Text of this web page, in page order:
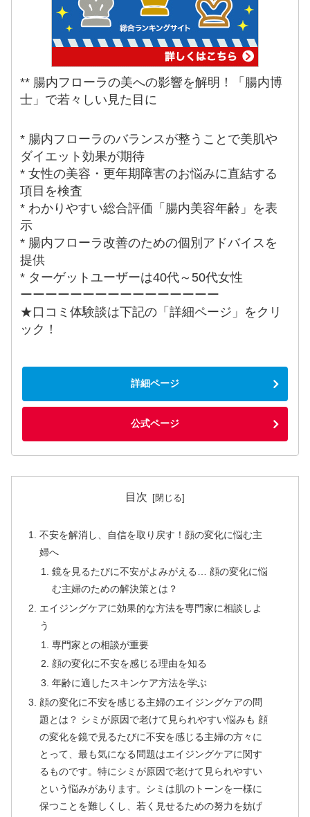
** 腸内フローラの美への影響を解明！「腸内博
士」で若々しい見た目に
* 腸内フローラのバランスが整うことで美肌や
ダイエット効果が期待
* 女性の美容・更年期障害のお悩みに直結する
項目を検査
* わかりやすい総合評価「腸内美容年齢」を表
示
* 腸内フローラ改善のための個別アドバイスを
提供
* ターゲットユーザーは40代～50代女性
ーーーーーーーーーーーーーーーー
★口コミ体験談は下記の「詳細ページ」をクリ
ック！
詳細ページ
公式ページ
目次
不安を解消し、自信を取り戻す！顔の変化に悩む主
婦へ
鏡を見るたびに不安がよみがえる… 顔の変化に悩
む主婦のための解決策とは？
エイジングケアに効果的な方法を専門家に相談しよ
う
専門家との相談が重要
顔の変化に不安を感じる理由を知る
年齢に適したスキンケア方法を学ぶ
顔の変化に不安を感じる主婦のエイジングケアの問
題とは？ シミが原因で老けて見られやすい悩みも 顔
の変化を鏡で見るたびに不安を感じる主婦の方々に
とって、最も気になる問題はエイジングケアに関す
るものです。特にシミが原因で老けて見られやすい
という悩みがあります。シミは肌のトーンを一様に
保つことを難しくし、若く見せるための努力を妨げ